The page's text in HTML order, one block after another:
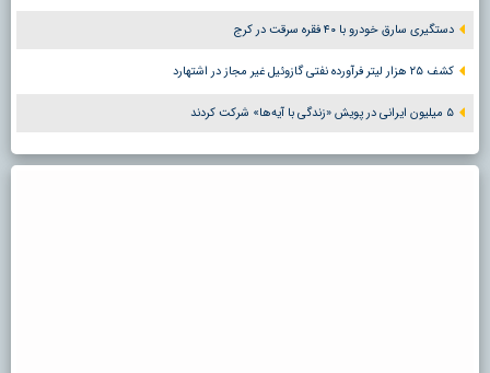
دستگیری سارق خودرو با ۴۰ فقره سرقت در کرج
کشف ۲۵ هزار لیتر فرآورده نفتی گازوئیل غیر مجاز در اشتهارد
۵ میلیون ایرانی در پویش «زندگی با آیه‌ها» شرکت کردند